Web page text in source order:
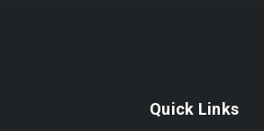
Quick Links